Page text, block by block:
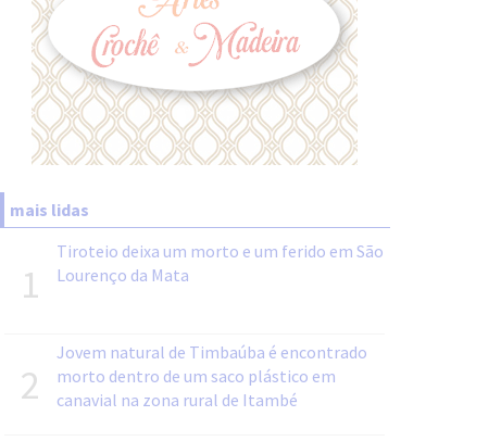
mais lidas
1
Tiroteio deixa um morto e um ferido em São
Lourenço da Mata
2
Jovem natural de Timbaúba é encontrado
morto dentro de um saco plástico em
canavial na zona rural de Itambé